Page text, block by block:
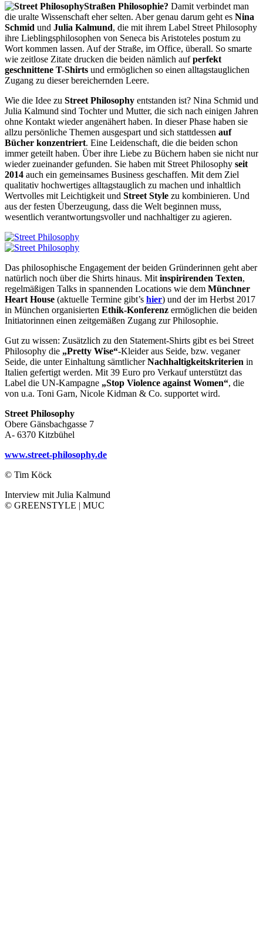
Straßen Philosophie? Damit verbindet man
die uralte Wissenschaft eher selten. Aber genau darum geht es Nina
Schmid und Julia Kalmund, die mit ihrem Label Street Philosophy
ihre Lieblingsphilosophen von Seneca bis Aristoteles postum zu
Wort kommen lassen. Auf der Straße, im Office, überall. So smarte
wie zeitlose Zitate drucken die beiden nämlich aufperfekt
geschnittene T-Shirts und ermöglichen so einen alltagstauglichen
Zugang zu dieser bereichernden Leere.
Wie die Idee zu Street Philosophy entstanden ist? Nina Schmid und
Julia Kalmund sind Tochter und Mutter, die sich nach einigen Jahren
ohne Kontakt wieder angenähert haben. In dieser Phase haben sie
allzu persönliche Themen ausgespart und sich stattdessen auf
Bücher konzentriert. Eine Leidenschaft, die die beiden schon
immer geteilt haben. Über ihre Liebe zu Büchern haben sie nicht nur
wieder zueinander gefunden. Sie haben mit Street Philosophy seit
2014 auch ein gemeinsames Business geschaffen. Mit dem Ziel
qualitativ hochwertiges alltagstauglich zu machen und inhaltlich
Wertvolles mit Leichtigkeit und Street Style zu kombinieren. Und
aus der festen Überzeugung, dass die Welt beginnen muss,
wesentlich verantwortungsvoller und nachhaltiger zu agieren.
Das philosophische Engagement der beiden Gründerinnen geht aber
natürlich noch über die Shirts hinaus. Mit inspirirenden Texten,
regelmäßigen Talks in spannenden Locations wie dem Münchner
Heart House (aktuelle Termine gibt’s hier) und der im Herbst 2017
in München organisierten Ethik-Konferenz ermöglichen die beiden
Initiatorinnen einen zeitgemäßen Zugang zur Philosophie.
Gut zu wissen: Zusätzlich zu den Statement-Shirts gibt es bei Street
Philosophy die „Pretty Wise“-Kleider aus Seide, bzw. veganer
Seide, die unter Einhaltung sämtlicherNachhaltigkeitskriterien in
Italien gefertigt werden. Mit 39 Euro pro Verkauf unterstützt das
Label die UN-Kampagne „Stop Violence against Women“, die
von u.a. Toni Garn, Nicole Kidman & Co. supportet wird.
Street Philosophy
Obere Gänsbachgasse 7
A- 6370 Kitzbühel
www.street-philosophy.de
© Tim Köck
Interview mit Julia Kalmund
© GREENSTYLE | MUC